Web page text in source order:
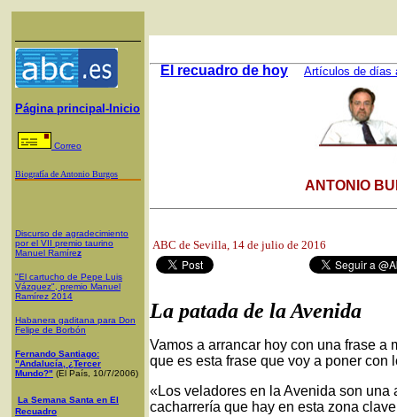
Página principal-Inicio
Correo
Biografía de Antonio Burgos
Discurso de agradecimiento
por el VII premio taurino
Manuel Ramírez
"El cartucho de Pepe Luis
Vázquez", premio Manuel
Ramírez 2014
Habanera gaditana para Don
Felipe de Borbón
Fernando Santiago:
"Andalucía, ¿Tercer
Mundo?" (El País, 10/7/2006)
La Semana Santa en El
Recuadro
El recuadro de hoy Artículos de días
ANTONIO
ABC de Sevilla, 14 de julio de 2016
La patada de la Avenida
Vamos a arrancar hoy con una frase
que es esta frase que voy a poner con
«Los veladores en la Avenida son
cacharrería que hay en esta zona